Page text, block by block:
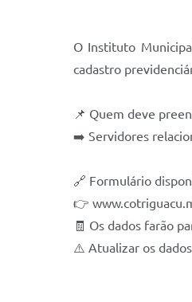
O Instituto
cadastro
📌 Quem deve
➡️ Servidores
🔗 Formulário
👉
🧾 Os dados farão
⚠️ Atualizar os